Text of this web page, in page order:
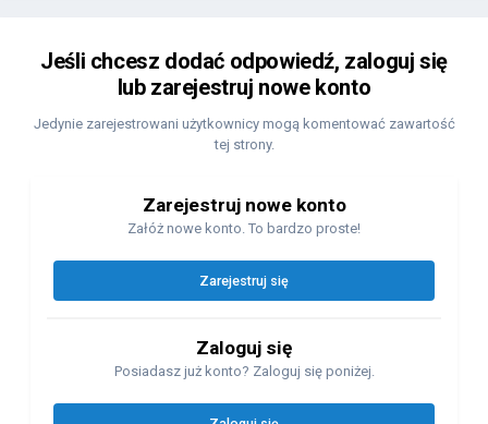
Jeśli chcesz dodać odpowiedź, zaloguj się
lub zarejestruj nowe konto
Jedynie zarejestrowani użytkownicy mogą komentować zawartość
tej strony.
Zarejestruj nowe konto
Załóż nowe konto. To bardzo proste!
Zarejestruj się
Zaloguj się
Posiadasz już konto? Zaloguj się poniżej.